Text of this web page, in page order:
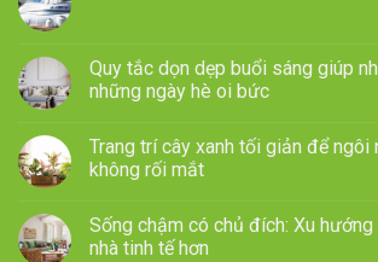
Quy tắc dọn dẹp buổi sáng giúp
những ngày hè oi bức
Trang trí cây xanh tối giản để ngôi
không rối mắt
Sống chậm có chủ đích: Xu
nhà tinh tế hơn